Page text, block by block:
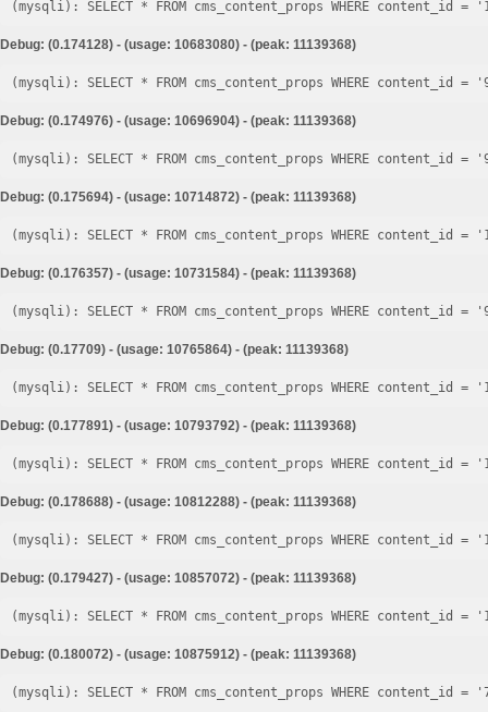
Debug: (0.174128) - (usage: 10683080) - (peak: 11139368)
Debug: (0.174976) - (usage: 10696904) - (peak: 11139368)
Debug: (0.175694) - (usage: 10714872) - (peak: 11139368)
Debug: (0.176357) - (usage: 10731584) - (peak: 11139368)
Debug: (0.17709) - (usage: 10765864) - (peak: 11139368)
Debug: (0.177891) - (usage: 10793792) - (peak: 11139368)
Debug: (0.178688) - (usage: 10812288) - (peak: 11139368)
Debug: (0.179427) - (usage: 10857072) - (peak: 11139368)
Debug: (0.180072) - (usage: 10875912) - (peak: 11139368)